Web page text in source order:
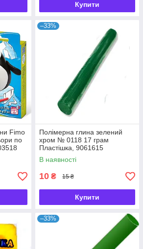
Купити
Fimo
по
–33%
Полімерна глина зелений
хром № 0118 17 грам
Пластішка, 9061615
В наявності
10 ₴ 15 ₴
Купити
–33%